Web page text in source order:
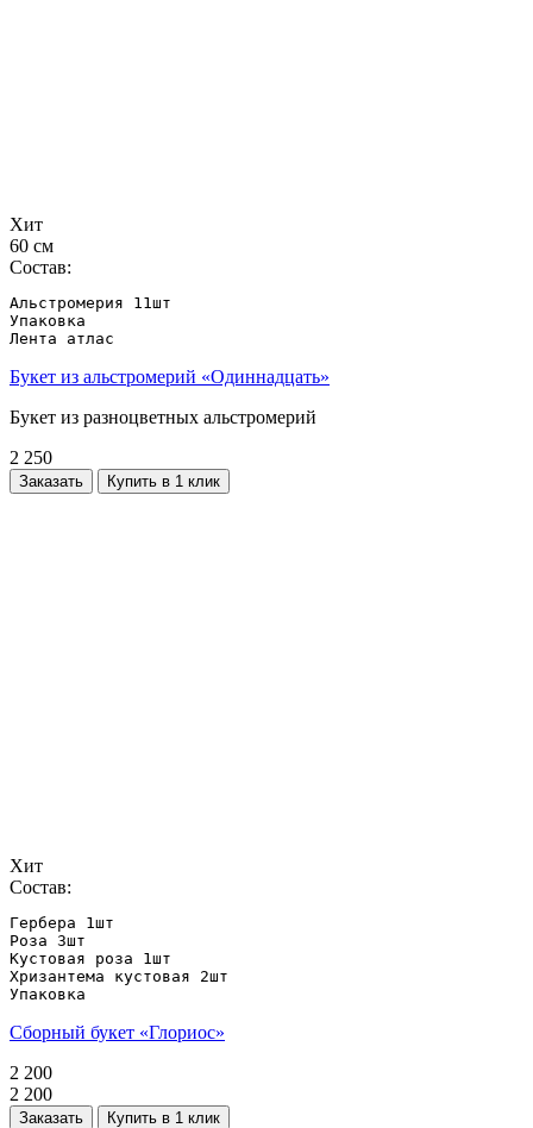
Хит
60 см
Состав:
Альстромерия 11шт
Упаковка
Лента атлас
Букет из альстромерий «Одиннадцать»
Букет из разноцветных альстромерий
2 250
Заказать Купить в 1 клик
Хит
Состав:
Гербера 1шт
Роза 3шт
Кустовая роза 1шт
Хризантема кустовая 2шт
Упаковка
Сборный букет «Глориос»
2 200
2 200
Заказать Купить в 1 клик